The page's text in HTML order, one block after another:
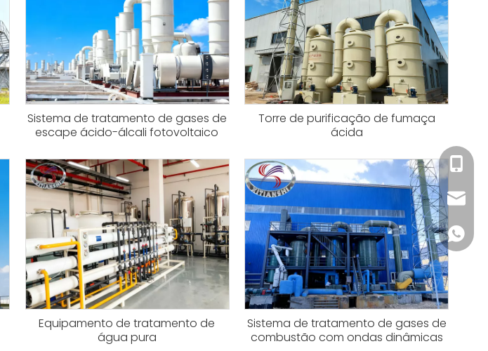
Sistema de tratamento de gases de
escape ácido-álcali fotovoltaico
Torre de purificação de fumaça
ácida
Equipamento de tratamento de
água pura
Sistema de tratamento de gases de
combustão com ondas dinâmicas
+86-
+86-